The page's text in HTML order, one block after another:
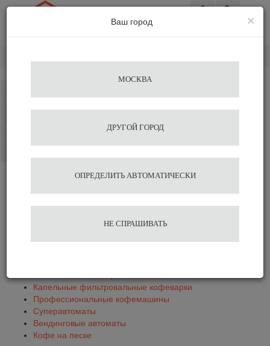
Избранное
Суперавтоматы Saeco
Капельные фильтровальные кофеварки
Профессиональные кофемашины
Суперавтоматы
Вендинговые автоматы
Кофе на песке
×
Ваш город
МОСКВА
ДРУГОЙ ГОРОД
ОПРЕДЕЛИТЬ АВТОМАТИЧЕСКИ
НЕ СПРАШИВАТЬ